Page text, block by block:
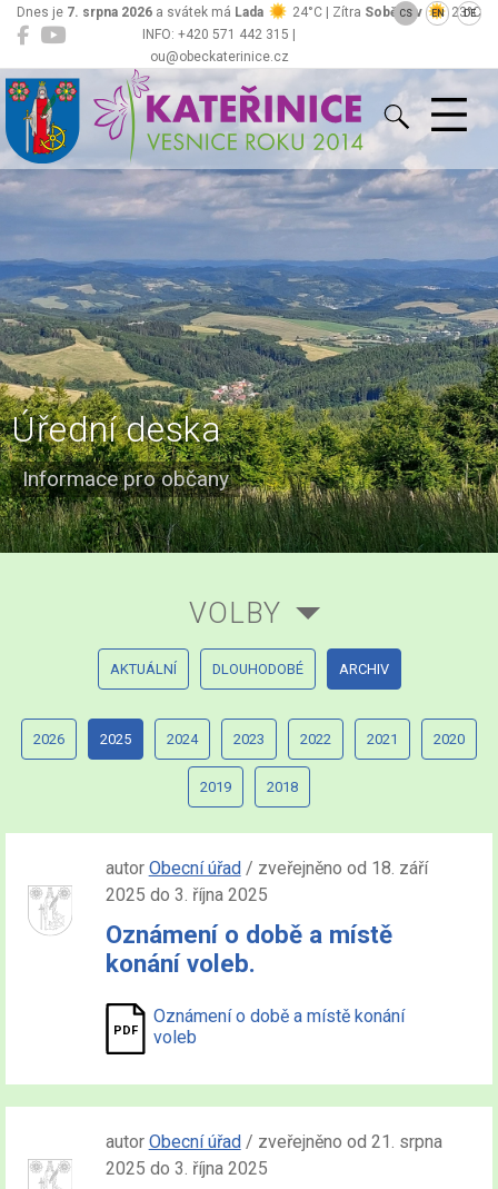
INFO: +420 571 442 315 |
ou@obeckaterinice.cz
Dnes je 7. srpna 2026 a svátek má Lada 24°C | Zítra Soběslav 23°C
CS EN DE
Kateřinice
Úřední deska
Informace pro občany
VOLBY
AKTUÁLNÍ DLOUHODOBÉ ARCHIV
2026 2025 2024 2023 2022 2021 2020
2019 2018
autor Obecní úřad/ zveřejněno od 18. září
2025 do 3. října 2025
Oznámení o době a místě
konání voleb.
Oznámení o době a místě konání
voleb
autor Obecní úřad/ zveřejněno od 21. srpna
2025 do 3. října 2025